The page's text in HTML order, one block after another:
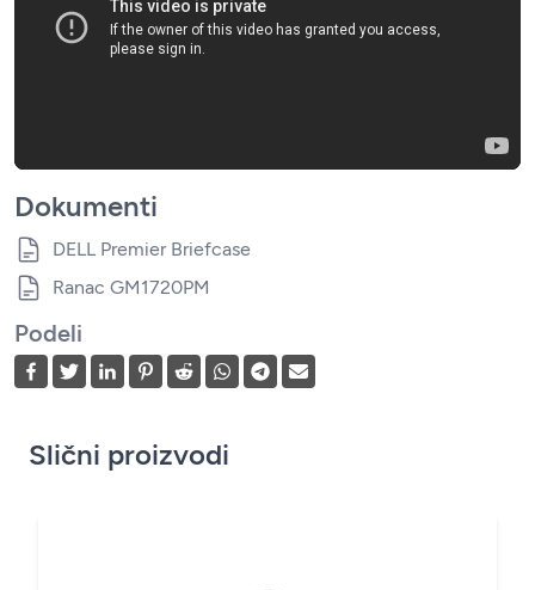
Dokumenti
DELL Premier Briefcase
Ranac GM1720PM
Podeli
Slični proizvodi